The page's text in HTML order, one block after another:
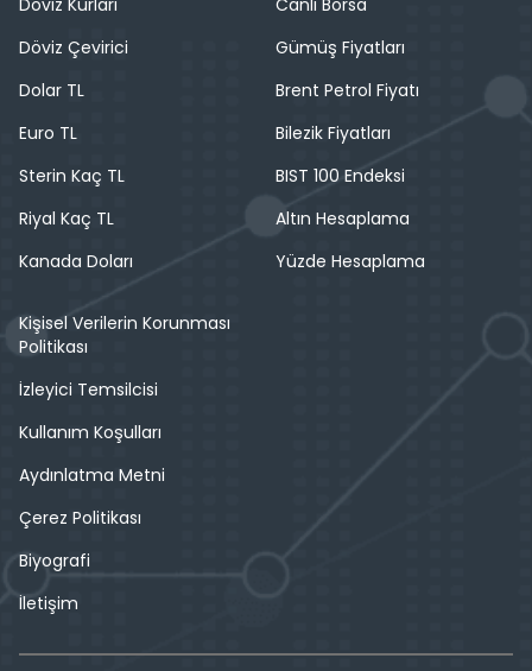
Döviz Kurları
Döviz Çevirici
Dolar TL
Euro TL
Sterin Kaç TL
Riyal Kaç TL
Kanada Doları
Canlı Borsa
Gümüş Fiyatları
Brent Petrol Fiyatı
Bilezik Fiyatları
BIST 100 Endeksi
Altın Hesaplama
Yüzde Hesaplama
Kişisel Verilerin Korunması
Politikası
İzleyici Temsilcisi
Kullanım Koşulları
Aydınlatma Metni
Çerez Politikası
Biyografi
İletişim